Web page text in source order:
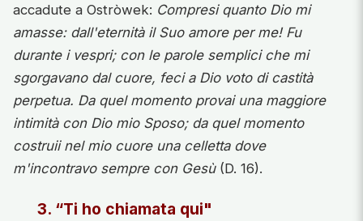
accadute a Ostròwek: Compresi quanto Dio mi
amasse: dall'eternità il Suo amore per me! Fu
durante i vespri; con le parole semplici che mi
sgorgavano dal cuore, feci a Dio voto di castità
perpetua. Da quel momento provai una maggiore
intimità con Dio mio Sposo; da quel momento
costruii nel mio cuore una celletta dove
m'incontravo sempre con Gesù(D. 16).
3. “Ti ho chiamata qui"